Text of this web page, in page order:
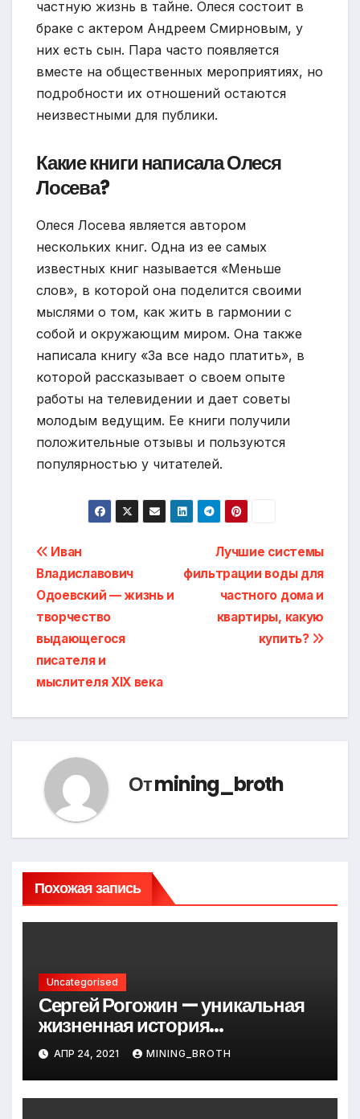
частную жизнь в тайне. Олеся состоит в
браке с актером Андреем Смирновым, у
них есть сын. Пара часто появляется
вместе на общественных мероприятиях, но
подробности их отношений остаются
неизвестными для публики.
Какие книги написала Олеся
Лосева?
Олеся Лосева является автором
нескольких книг. Одна из ее самых
известных книг называется «Меньше
слов», в которой она поделится своими
мыслями о том, как жить в гармонии с
собой и окружающим миром. Она также
написала книгу «За все надо платить», в
которой рассказывает о своем опыте
работы на телевидении и дает советы
молодым ведущим. Ее книги получили
положительные отзывы и пользуются
популярностью у читателей.
Навигация
по
записям
Лучшие системы
фильтрации воды для
частного дома и
квартиры, какую
купить?
Иван
Владиславович
Одоевский — жизнь и
творчество
выдающегося
писателя и
мыслителя XIX века
Отmining_broth
Похожая запись
Uncategorised
Сергей Рогожин — уникальная
жизненная история
талантливого певца, его
музыкальный путь и важные
достижения
АПР 24, 2021 MINING_BROTH